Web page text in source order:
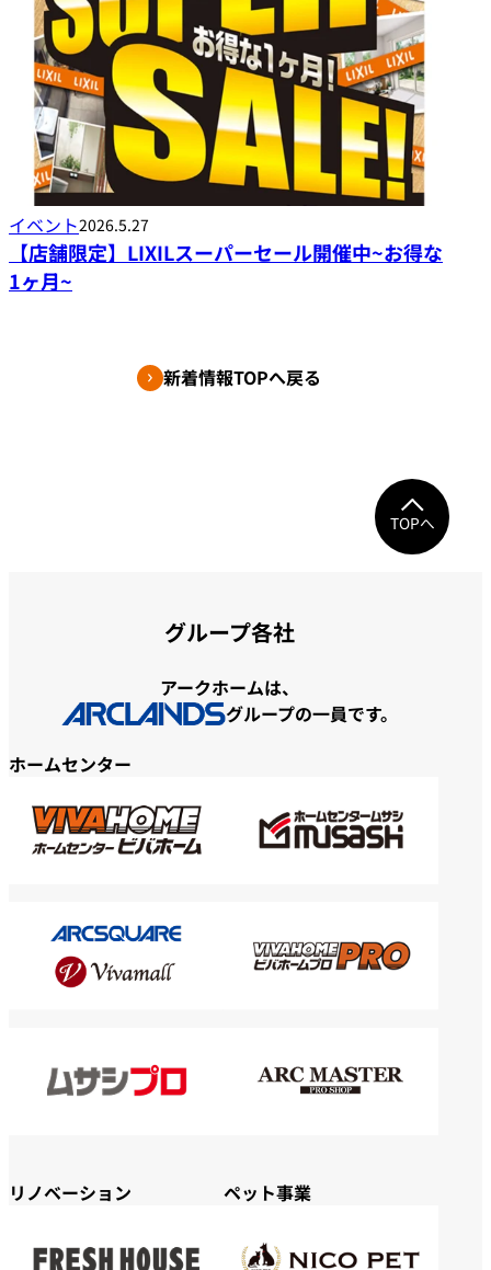
イベント2026.5.27
【店舗限定】LIXILスーパーセール開催中~お得な
1ヶ月~
新着情報TOPへ戻る
TOPへ
グループ各社
アークホームは、
グループの一員です。
ホームセンター
リノベーション ペット事業